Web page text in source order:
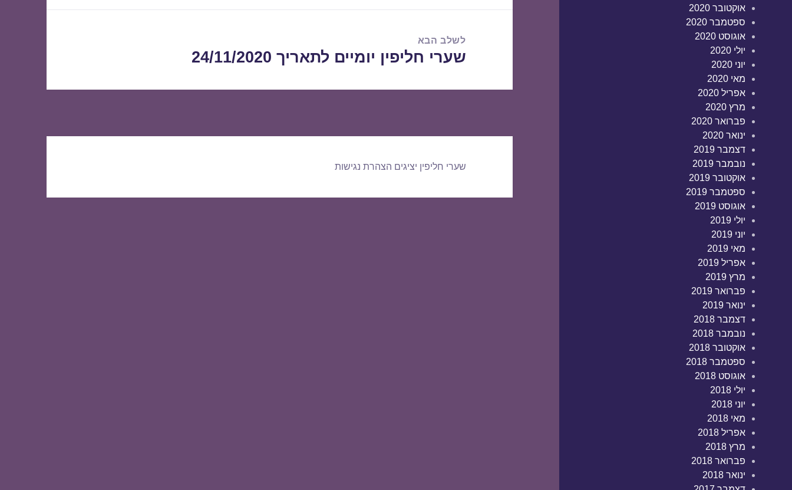
אוקטובר 2020
ספטמבר 2020
אוגוסט 2020
יולי 2020
יוני 2020
מאי 2020
אפריל 2020
מרץ 2020
פברואר 2020
ינואר 2020
דצמבר 2019
נובמבר 2019
אוקטובר 2019
ספטמבר 2019
אוגוסט 2019
יולי 2019
יוני 2019
מאי 2019
אפריל 2019
מרץ 2019
פברואר 2019
ינואר 2019
דצמבר 2018
נובמבר 2018
אוקטובר 2018
ספטמבר 2018
אוגוסט 2018
יולי 2018
יוני 2018
מאי 2018
אפריל 2018
מרץ 2018
פברואר 2018
ינואר 2018
לשלב הבא
הפוסט
שערי חליפין יומיים לתאריך 24/11/2020
שערי חליפין יציגים הצהרת נגישות